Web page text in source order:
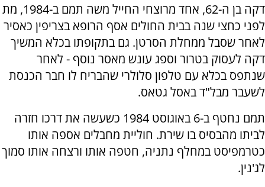
דקה בן ה-62, אחד מרוצחי החייל משה תמם ב-1984, מת
לפני כחצי שנה בבית החולים אסף הרופא בצריפין כאסיר
לאחר שסבל ממחלת הסרטן. גם בתקופתו בכלא המשיך
דקה לעסוק בטרור וספג עונש מאסר נוסף - לאחר
שנתפס בכלא עם טלפון סלולרי שהבריח לו חבר הכנסת
לשעבר מבל"ד באסל גטאס.
תמם נחטף ב-6 באוגוסט 1984 כשעשה את דרכו חזרה
לביתו מהבסיס בו שירת. חוליית מחבלים אספה אותו
כטרמפיסט במחלף נתניה, חטפה אותו ורצחה אותו סמוך
לג'נין.